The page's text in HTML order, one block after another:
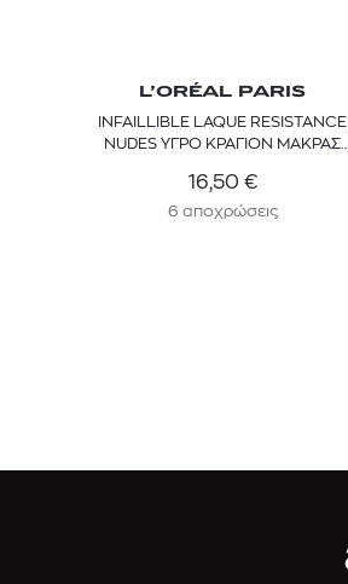
L’ORÉAL PARIS
INFAILLIBLE LAQUE RESISTANCE
NUDES ΥΓΡΟ ΚΡΑΓΙΟΝ ΜΑΚΡΑΣ
16,50 €
6 αποχρώσεις